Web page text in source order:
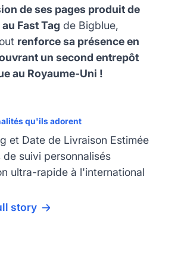
de ses pages produit de
Fast Tag de Bigblue,
renforce sa présence en
un second entrepôt
au Royaume-Uni !
qu'ils adorent
et Date de Livraison Estimée
de suivi personnalisés
ultra-rapide à l'international
story